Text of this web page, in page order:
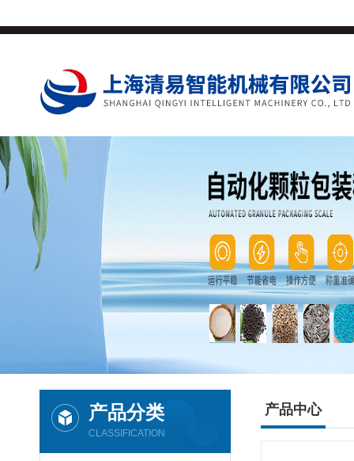
产品分类
CLASSIFICATION
产品中心